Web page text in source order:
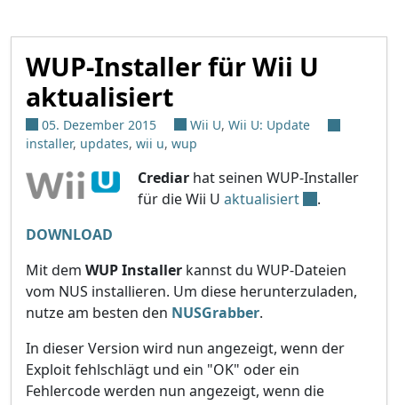
WUP-Installer für Wii U
aktualisiert
05. Dezember 2015 Wii U, Wii U: Update
installer, updates, wii u, wup
Crediar hat seinen WUP-Installer
für die Wii U aktualisiert
.
DOWNLOAD
Mit dem WUP Installer kannst du WUP-Dateien
vom NUS installieren. Um diese herunterzuladen,
nutze am besten den NUSGrabber.
In dieser Version wird nun angezeigt, wenn der
Exploit fehlschlägt und ein "OK" oder ein
Fehlercode werden nun angezeigt, wenn die